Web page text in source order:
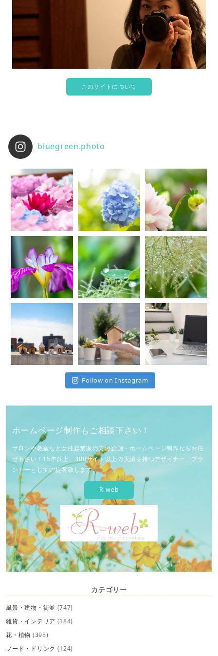
このサイトについて
bluegreen.photo
Follow on Instagram
ホームページ制作もご相談下さい！
サロンや教室など女性起業家の方の企画・ホームページ制作ならお任
せ下さい！15年以上、300サイト以上の実績を持つデザイナー、プラ
ンナーとしてご提案致します。
R-web
カテゴリー
風景・建物・街並 (747)
雑貨・インテリア (184)
花・植物 (395)
フード・ドリンク (124)